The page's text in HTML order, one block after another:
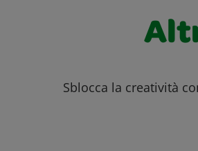
Sblocca la creatività